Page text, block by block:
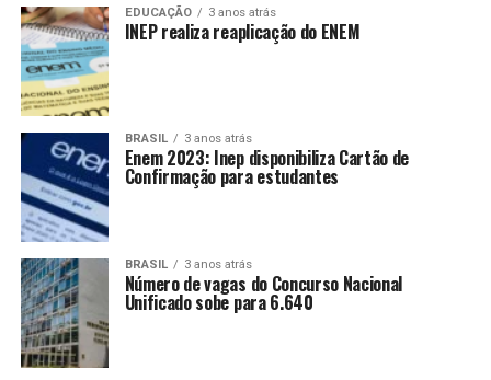
EDUCAÇÃO 3 anos atrás
INEP realiza reaplicação do ENEM
BRASIL 3 anos atrás
Enem 2023: Inep disponibiliza Cartão de
Confirmação para estudantes
BRASIL 3 anos atrás
Número de vagas do Concurso Nacional
Unificado sobe para 6.640